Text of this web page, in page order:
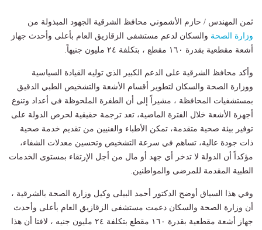
ثمن المهندس / حازم الأشموني محافظ الشرقية الجهود المبذولة من
وزارة الصحة والسكان لدعم مستشفى الزقازيق العام بأعلى وأحدث جهاز
أشعة مقطعية بقدرة ١٦٠ مقطع ، بتكلفة ٢٤ مليون جنيهاً.
وأكد محافظ الشرقية على الدعم الكبير الذي توليه القيادة السياسية
ووزارة الصحة والسكان لتطوير أقسام الأشعة والتشخيص الطبي الدقيق
بمستشفيات المحافظة ، مشيراً إلى أن الطفرة الملحوظة في أعداد وتنوع
أجهزة الأشعة خلال الفترة الماضية، تعد ترجمة حقيقية لحرص الدولة على
توفير بيئة صحية متقدمة، تمكن الأطباء والفنيين من تقديم خدمة صحية
ذات جودة عالية، تساهم في سرعة التشخيص وتحسين معدلات الشفاء،
مؤكداً أن الدولة لا تدخر أي جهد أو مال من أجل الإرتقاء بمستوى الخدمات
الطبية المقدمة للمرضى والمواطنين.
وفي هذا السياق أوضح الدكتور أحمد البيلى وكيل وزارة الصحة بالشرقية ،
أن وزارة الصحة والسكان دعمت مستشفى الزقازيق العام بأعلى وأحدث
جهاز أشعة مقطعية بقدرة ١٦٠ مقطع بتكلفة ٢٤ مليون جنيه ، لافتا أن هذا